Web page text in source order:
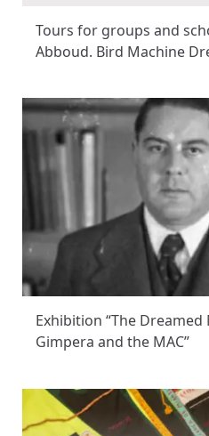
Tours for groups and
Abboud. Bird Machine
Exhibition “The
Gimpera and the MAC”